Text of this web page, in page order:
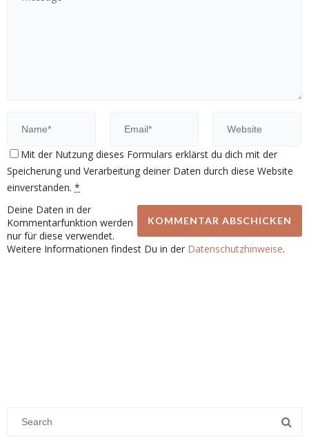
Mit der Nutzung dieses Formulars erklärst du dich mit der
Speicherung und Verarbeitung deiner Daten durch diese Website
einverstanden. *
Deine Daten in der
Kommentarfunktion werden
nur für diese verwendet.
Weitere Informationen findest Du in der Datenschutzhinweise.